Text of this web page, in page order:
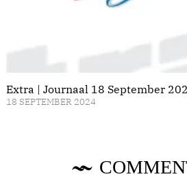
Extra | Journaal 18 September
18 SEPTEMBER 2024